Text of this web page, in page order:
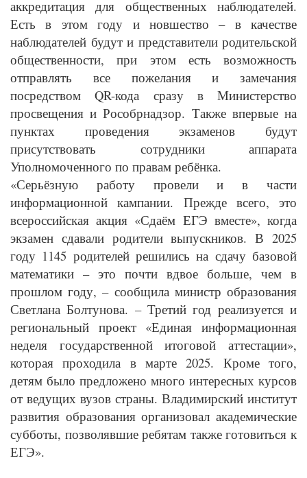
аккредитация для общественных наблюдателей.
Есть в этом году и новшество – в качестве
наблюдателей будут и представители родительской
общественности, при этом есть возможность
отправлять все пожелания и замечания
посредством QR-кода сразу в Министерство
просвещения и Рособрнадзор. Также впервые на
пунктах проведения экзаменов будут
присутствовать сотрудники аппарата
Уполномоченного по правам ребёнка.
«Серьёзную работу провели и в части
информационной кампании. Прежде всего, это
всероссийская акция «Сдаём ЕГЭ вместе», когда
экзамен сдавали родители выпускников. В 2025
году 1145 родителей решились на сдачу базовой
математики – это почти вдвое больше, чем в
прошлом году, – сообщила министр образования
Светлана Болтунова. – Третий год реализуется и
региональный проект «Единая информационная
неделя государственной итоговой аттестации»,
которая проходила в марте 2025. Кроме того,
детям было предложено много интересных курсов
от ведущих вузов страны. Владимирский институт
развития образования организовал академические
субботы, позволявшие ребятам также готовиться к
ЕГЭ».